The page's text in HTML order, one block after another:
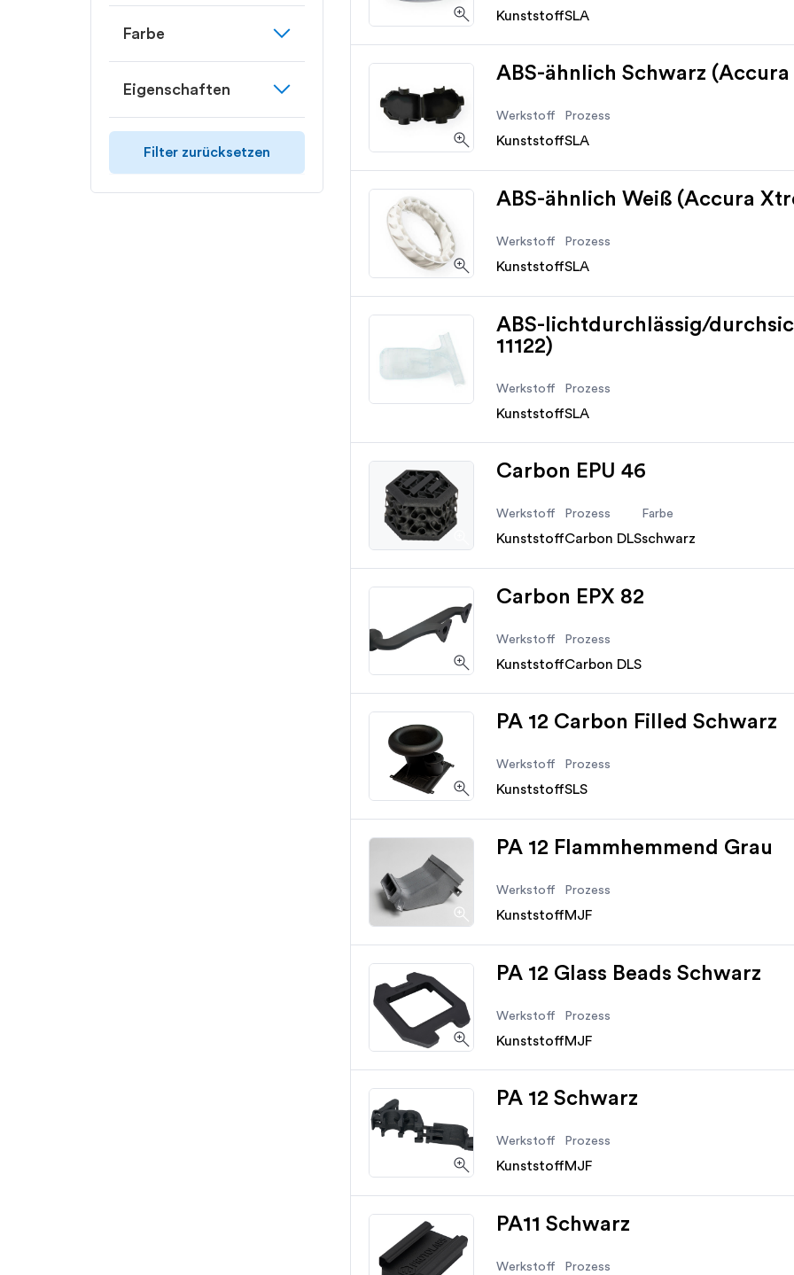
Farbe expand_more
Eigenschaften expand_more
Filter zurücksetzen
KunststoffSLA
ABS-ähnlich Schwarz (Accura
Werkstoff
Kunststoff
Prozess
SLA
ABS-ähnlich Weiß (Accura
Werkstoff
Kunststoff
Prozess
SLA
ABS-lichtdurchlässig/
11122)
Werkstoff
Kunststoff
Prozess
SLA
Carbon EPU 46
Werkstoff
Kunststoff
Prozess
Carbon DLS
Farbe
schwarz
Carbon EPX 82
Werkstoff
Kunststoff
Prozess
Carbon DLS
PA 12 Carbon Filled Schwarz
Werkstoff
Kunststoff
Prozess
SLS
PA 12 Flammhemmend Grau
Werkstoff
Kunststoff
Prozess
MJF
PA 12 Glass Beads Schwarz
Werkstoff
Kunststoff
Prozess
MJF
PA 12 Schwarz
Werkstoff
Kunststoff
Prozess
MJF
PA11 Schwarz
Werkstoff Prozess